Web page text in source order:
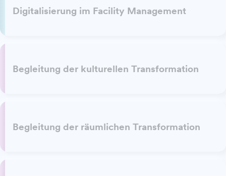
Digitalisierung im Facility Management
Begleitung der kulturellen Transformation
Begleitung der räumlichen Transformation